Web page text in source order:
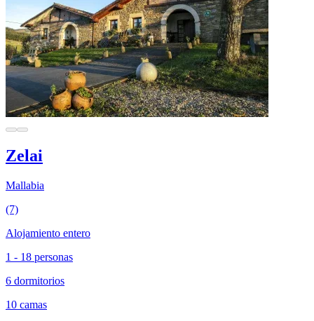
Zelai
Mallabia
(7)
Alojamiento entero
1 - 18 personas
6 dormitorios
10 camas